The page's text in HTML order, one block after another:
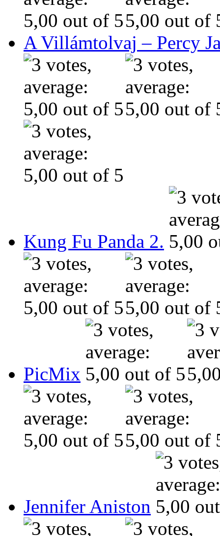
A Villámtolvaj – Percy
Kung Fu Panda 2.
PicMix
Jennifer Aniston